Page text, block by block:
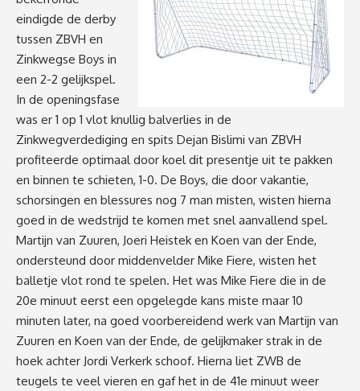
eindigde de derby
tussen ZBVH en
Zinkwegse Boys in
een 2-2 gelijkspel.
In de openingsfase
was er 1 op 1 vlot knullig balverlies in de
Zinkwegverdediging en spits Dejan Bislimi van ZBVH
profiteerde optimaal door koel dit presentje uit te pakken
en binnen te schieten, 1-0. De Boys, die door vakantie,
schorsingen en blessures nog 7 man misten, wisten hierna
goed in de wedstrijd te komen met snel aanvallend spel.
Martijn van Zuuren, Joeri Heistek en Koen van der Ende,
ondersteund door middenvelder Mike Fiere, wisten het
balletje vlot rond te spelen. Het was Mike Fiere die in de
20e minuut eerst een opgelegde kans miste maar 10
minuten later, na goed voorbereidend werk van Martijn van
Zuuren en Koen van der Ende, de gelijkmaker strak in de
hoek achter Jordi Verkerk schoof. Hierna liet ZWB de
teugels te veel vieren en gaf het in de 41e minuut weer